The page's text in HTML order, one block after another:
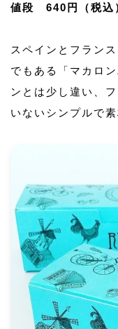
値段 640円（税込
スペインとフラン
でもある「マカロ
ンとは少し違い、
いないシンプルで素